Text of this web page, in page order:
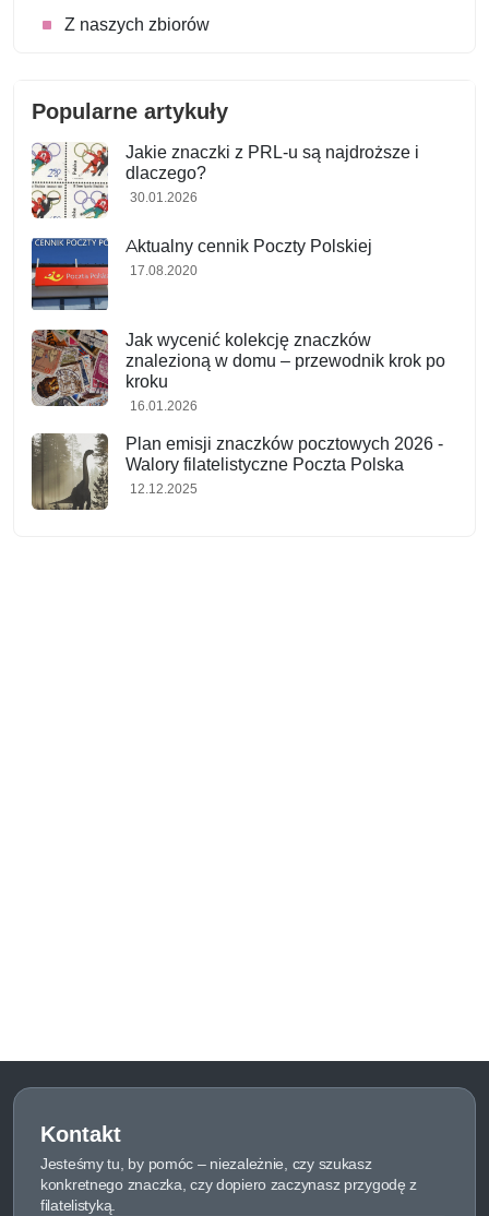
Z naszych zbiorów
Popularne artykuły
Jakie znaczki z PRL-u są najdroższe i
dlaczego?
30.01.2026
Aktualny cennik Poczty Polskiej
17.08.2020
Jak wycenić kolekcję znaczków
znalezioną w domu – przewodnik krok po
kroku
16.01.2026
Plan emisji znaczków pocztowych 2026 -
Walory filatelistyczne Poczta Polska
12.12.2025
Kontakt
Jesteśmy tu, by pomóc – niezależnie, czy szukasz
konkretnego znaczka, czy dopiero zaczynasz przygodę z
filatelistyką.